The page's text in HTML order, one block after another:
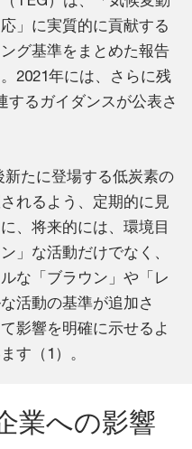
」に実質的に貢献する
グ基準をまとめた報告
2021年には、さらに残
するガイダンスが公表さ
たに登場する低炭素の
れるよう、定期的に見
、将来的には、環境目
」な活動だけでなく、
な「ブラウン」や「レ
活動の基準が追加さ
影響を明確に示せるよ
す（1）。
業への影響